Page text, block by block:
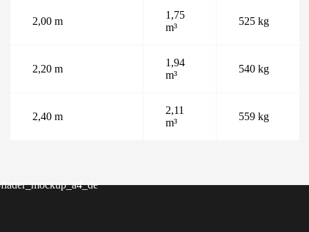
2,00 m
1,75
m³
525 kg
2,20 m
1,94
m³
540 kg
2,40 m
2,11
m³
559 kg